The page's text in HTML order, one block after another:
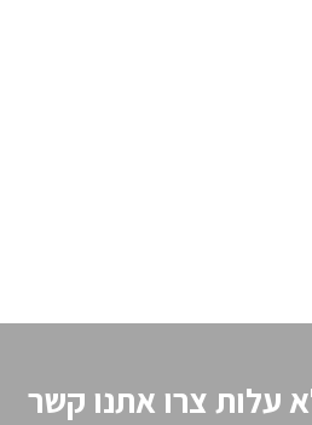
עלות צרו אתנו קשר